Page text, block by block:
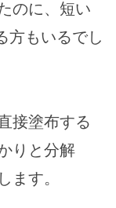
のに、短い
方もいるでし
接塗布する
りと分解
ます。